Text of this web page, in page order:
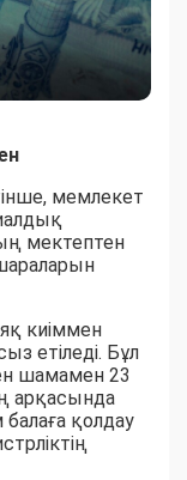
мемлекет
мектептен
киіммен
етіледі. Бұл
шамамен 23
арқасында
қолдау